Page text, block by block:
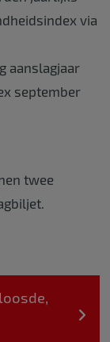
via
aanslagjaar
september
twee